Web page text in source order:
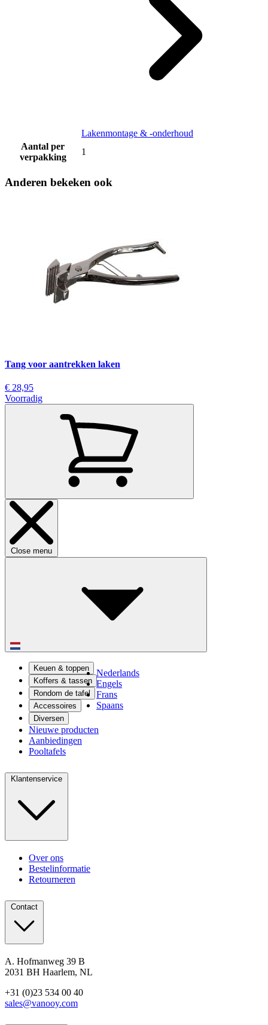
Lakenmontage & -onderhoud
Aantal per
verpakking
1
Anderen bekeken ook
Tang voor aantrekken laken
€ 28,95
Voorradig
Close menu
Nederlands
Engels
Frans
Spaans
Keuen & toppen
Koffers & tassen
Rondom de tafel
Accessoires
Diversen
Nieuwe producten
Aanbiedingen
Pooltafels
Klantenservice
Over ons
Bestelinformatie
Retourneren
Contact
A. Hofmanweg 39 B
2031 BH Haarlem, NL
+31 (0)23 534 00 40
sales@vanooy.com